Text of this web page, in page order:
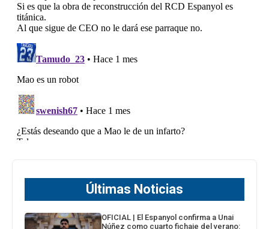
Últimas Noticias
OFICIAL | El Espanyol confirma a Unai
Núñez como cuarto fichaje del verano: